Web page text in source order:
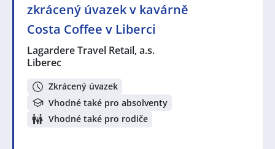
zkrácený úvazek v kavárně
Costa Coffee v Liberci
Lagardere Travel Retail, a.s.
Liberec
Zkrácený úvazek
Vhodné také pro absolventy
Vhodné také pro rodiče